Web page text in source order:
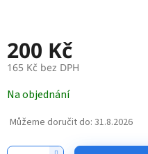
200 Kč
165 Kč bez DPH
cena:
Na objednání
Můžeme doručit do: 31.8.2026